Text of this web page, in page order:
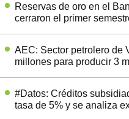
Reservas de oro en el
cerraron el primer
AEC: Sector petrolero de
millones para producir 3
#Datos: Créditos
tasa de 5% y se analiza